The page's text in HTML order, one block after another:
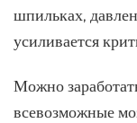
шпильках,
усиливается
Можно
всевозможные